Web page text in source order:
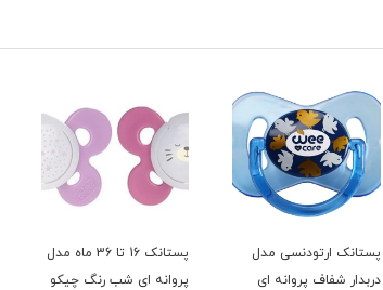
پستانک ارتودنسی مدل
دربدار شفاف پروانه ای
پستانک 16 تا 36 ماه مدل
پروانه ای شب رنگ چیکو